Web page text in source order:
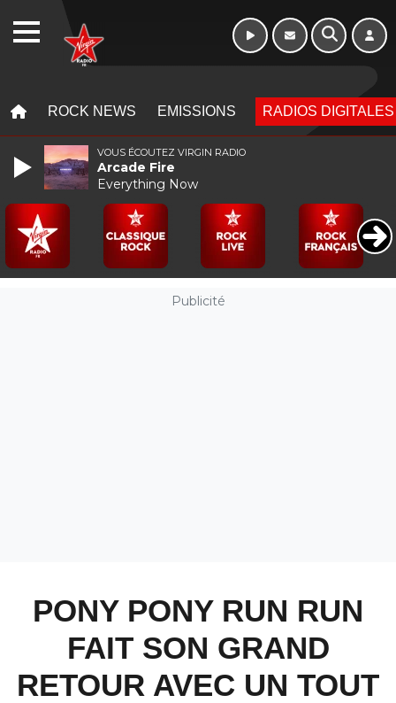
ROCK NEWS EMISSIONS RADIOS DIGITALES
Publicité
PONY PONY RUN RUN
FAIT SON GRAND
RETOUR AVEC UN TOUT
VOUS ÉCOUTEZ VIRGIN RADIO
Arcade Fire
Everything Now
WEBRADIO